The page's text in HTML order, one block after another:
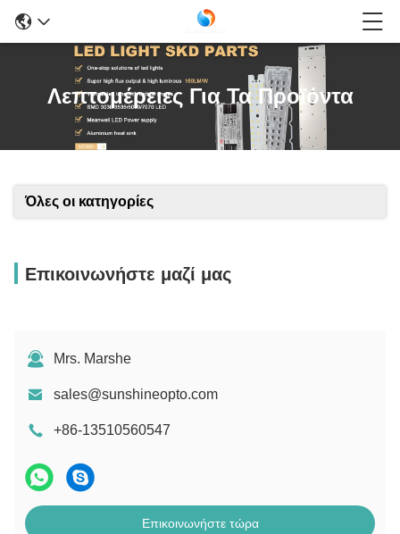
Λεπτομέρειες Για Τα Προϊόντα
Όλες οι κατηγορίες
Επικοινωνήστε μαζί μας
Mrs. Marshe
sales@sunshineopto.com
+86-13510560547
Επικοινωνήστε τώρα